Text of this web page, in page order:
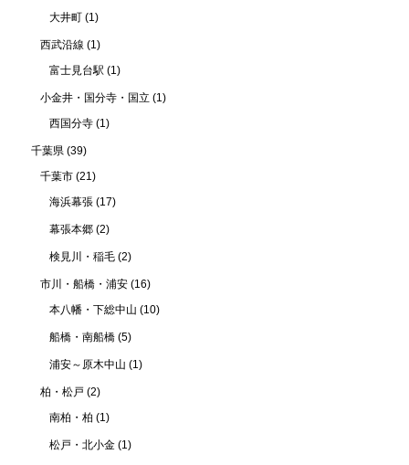
大井町 (1)
西武沿線 (1)
富士見台駅 (1)
小金井・国分寺・国立 (1)
西国分寺 (1)
千葉県 (39)
千葉市 (21)
海浜幕張 (17)
幕張本郷 (2)
検見川・稲毛 (2)
市川・船橋・浦安 (16)
本八幡・下総中山 (10)
船橋・南船橋 (5)
浦安～原木中山 (1)
柏・松戸 (2)
南柏・柏 (1)
松戸・北小金 (1)